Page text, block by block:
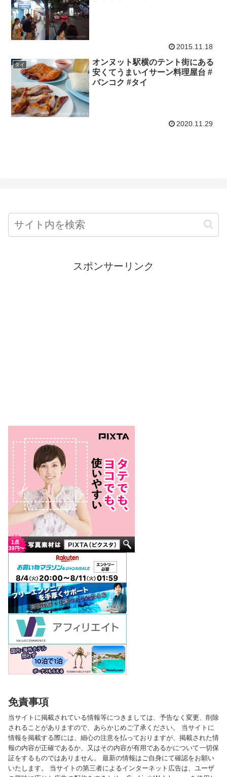
2015.11.18
タイ
オンヌット駅横のテント街にある
安くてうまいイサーン料理屋台 #
バンコク #タイ
2020.11.29
スポンサーリンク
免責事項
当サイトに掲載されている情報等につきましては、予告なく変更、削除
されることがありますので、あらかじめご了承ください。 当サイトに
情報を掲載する際には、細心の注意を払っておりますが、掲載された情
報の内容が正確であるか、又はその内容が有用であるかについて一切保
証をするものではありません。 最新の情報はご自身にて確認をお願い
いたします。 当サイトの第三者によるインターネット広告は、ユーザ